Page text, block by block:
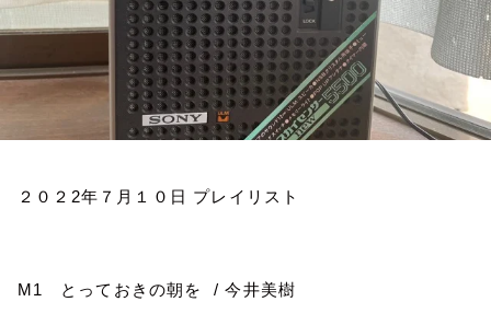
２０２ 2年７月１０日 プレイリスト
M1 とっておきの朝を /今井美樹